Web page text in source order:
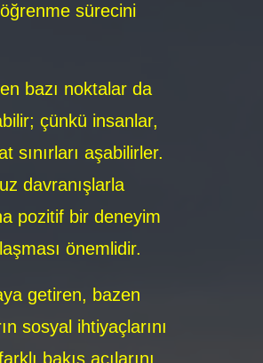
sürecini
bazı noktalar da
çünkü insanlar,
aşabilirler.
davranışlarla
pozitif bir deneyim
önemlidir.
getiren, bazen
sosyal ihtiyaçlarını
bakış açılarını